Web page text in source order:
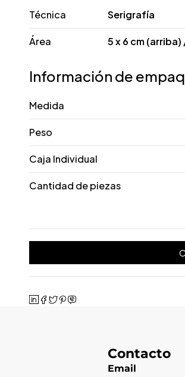
Técnica Serigrafía
Área 5 x 6 cm
Información de
Medida
Peso
Caja Individual
Cantidad de piezas
Contacto
Email